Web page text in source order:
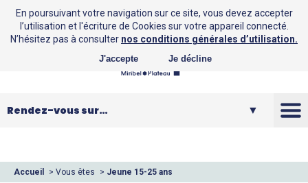
Vos loisirs
Accueil > Vous êtes > Jeune 15-25 ans
En poursuivant votre navigation sur ce site, vous devez accepter
l’utilisation et l'écriture de Cookies sur votre appareil connecté.
N’hésitez pas à consulter nos conditions générales d’utilisation.
J'accepte Je décline